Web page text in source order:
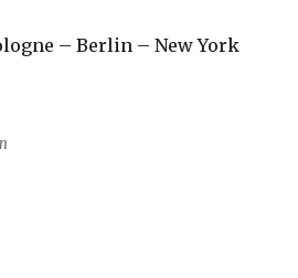
– Berlin – New York
in der NZZ“